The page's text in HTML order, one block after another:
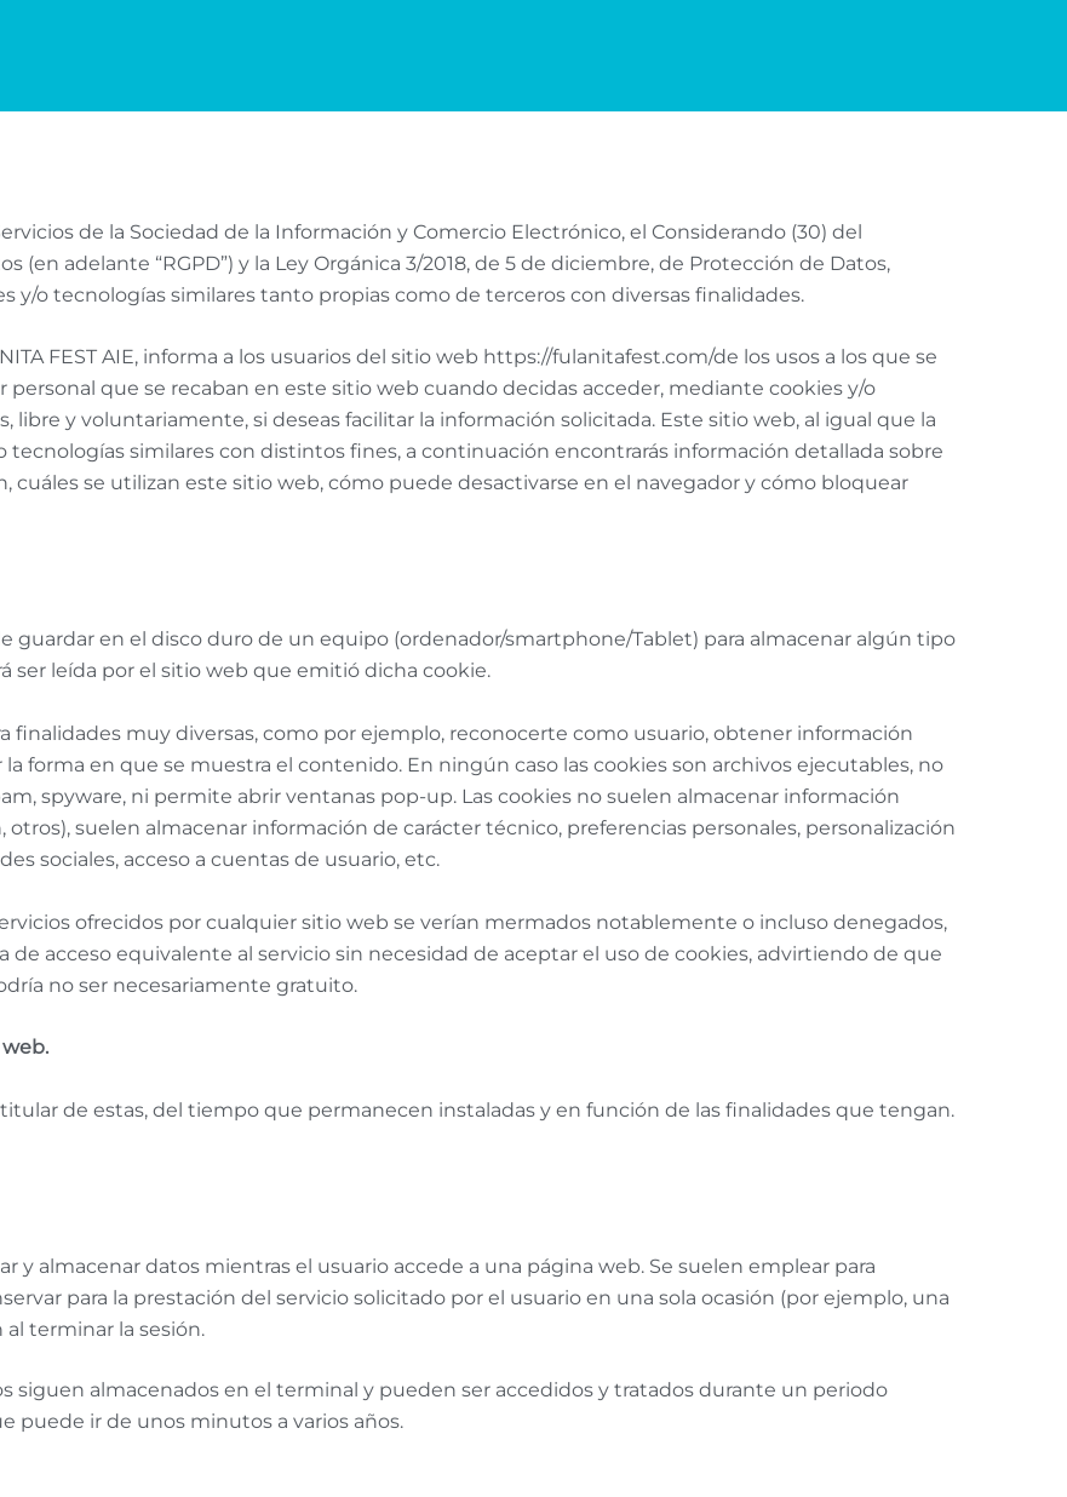
de la Sociedad de la Información y Comercio Electrónico, el Considerando (30) del
(en adelante “RGPD”) y la Ley Orgánica 3/2018, de 5 de diciembre, de Protección de Datos,
y/o tecnologías similares tanto propias como de terceros con diversas finalidades.
FEST AIE, informa a los usuarios del sitio web https://fulanitafest.com/de los usos a los que se
que se recaban en este sitio web cuando decidas acceder, mediante cookies y/o
libre y voluntariamente, si deseas facilitar la información solicitada. Este sitio web, al igual que la
tecnologías similares con distintos fines, a continuación encontrarás información detallada sobre
cuáles se utilizan este sitio web, cómo puede desactivarse en el navegador y cómo bloquear
guardar en el disco duro de un equipo (ordenador/smartphone/Tablet) para almacenar algún tipo
ser leída por el sitio web que emitió dicha cookie.
finalidades muy diversas, como por ejemplo, reconocerte como usuario, obtener información
forma en que se muestra el contenido. En ningún caso las cookies son archivos ejecutables, no
spyware, ni permite abrir ventanas pop-up. Las cookies no suelen almacenar información
suelen almacenar información de carácter técnico, preferencias personales, personalización
sociales, acceso a cuentas de usuario, etc.
ofrecidos por cualquier sitio web se verían mermados notablemente o incluso denegados,
acceso equivalente al servicio sin necesidad de aceptar el uso de cookies, advirtiendo de que
no ser necesariamente gratuito.
web.
de estas, del tiempo que permanecen instaladas y en función de las finalidades que tengan.
y almacenar datos mientras el usuario accede a una página web. Se suelen emplear para
para la prestación del servicio solicitado por el usuario en una sola ocasión (por ejemplo, una
terminar la sesión.
siguen almacenados en el terminal y pueden ser accedidos y tratados durante un periodo
puede ir de unos minutos a varios años.
wordpress
elementor
google-
complianz
google-
facebook
pixelyoursite
wpml
youtube
varios